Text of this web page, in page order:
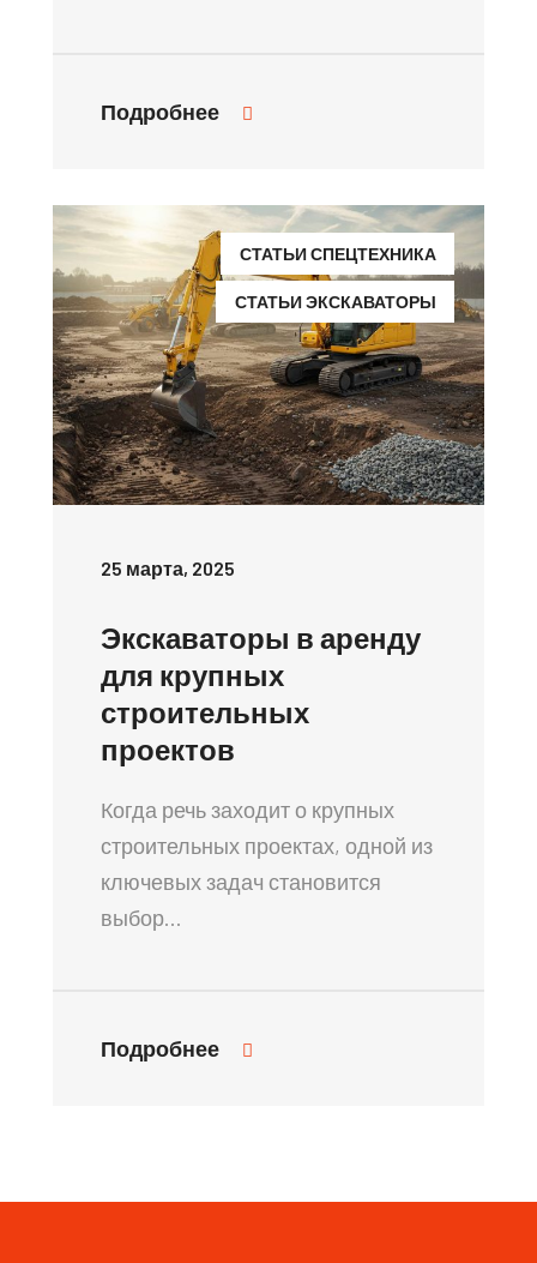
Подробнее
СТАТЬИ СПЕЦТЕХНИКА
СТАТЬИ ЭКСКАВАТОРЫ
25 марта, 2025
Экскаваторы в аренду
для крупных
строительных
проектов
Когда речь заходит о крупных
строительных проектах, одной из
ключевых задач становится
выбор…
Подробнее